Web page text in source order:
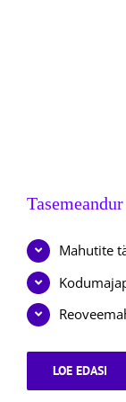
Mahutite
LOE EDASI